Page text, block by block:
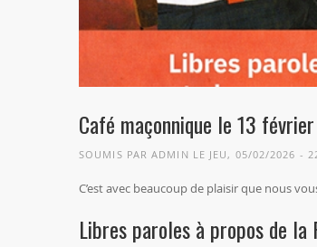
Café maçonnique le 13
SOUMIS PARADMIN LE JEU, 05/02/2026 -
C’est avec beaucoup de plaisir que nous
Libres paroles à propos de la